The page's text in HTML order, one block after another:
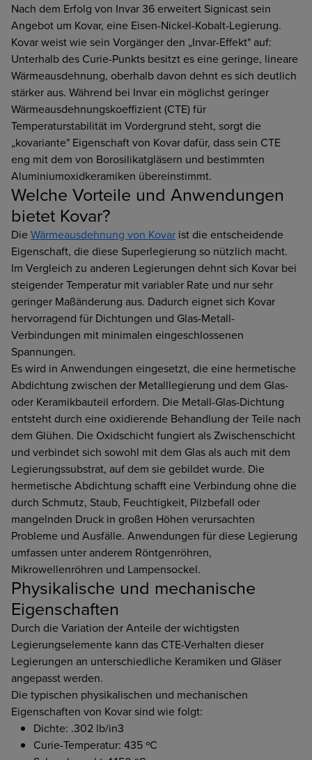
Nach dem Erfolg von Invar 36 erweitert Signicast sein
Angebot um Kovar, eine Eisen-Nickel-Kobalt-Legierung.
Kovar weist wie sein Vorgänger den „Invar-Effekt" auf:
Unterhalb des Curie-Punkts besitzt es eine geringe, lineare
Wärmeausdehnung, oberhalb davon dehnt es sich deutlich
stärker aus. Während bei Invar ein möglichst geringer
Wärmeausdehnungskoeffizient (CTE) für
Temperaturstabilität im Vordergrund steht, sorgt die
„kovariante" Eigenschaft von Kovar dafür, dass sein CTE
eng mit dem von Borosilikatgläsern und bestimmten
Aluminiumoxidkeramiken übereinstimmt.
Welche Vorteile und Anwendungen
bietet Kovar?
DieWärmeausdehnung von Kovar ist die entscheidende
Eigenschaft, die diese Superlegierung so nützlich macht.
Im Vergleich zu anderen Legierungen dehnt sich Kovar bei
steigender Temperatur mit variabler Rate und nur sehr
geringer Maßänderung aus. Dadurch eignet sich Kovar
hervorragend für Dichtungen und Glas-Metall-
Verbindungen mit minimalen eingeschlossenen
Spannungen.
Es wird in Anwendungen eingesetzt, die eine hermetische
Abdichtung zwischen der Metalllegierung und dem Glas-
oder Keramikbauteil erfordern. Die Metall-Glas-Dichtung
entsteht durch eine oxidierende Behandlung der Teile nach
dem Glühen. Die Oxidschicht fungiert als Zwischenschicht
und verbindet sich sowohl mit dem Glas als auch mit dem
Legierungssubstrat, auf dem sie gebildet wurde. Die
hermetische Abdichtung schafft eine Verbindung ohne die
durch Schmutz, Staub, Feuchtigkeit, Pilzbefall oder
mangelnden Druck in großen Höhen verursachten
Probleme und Ausfälle. Anwendungen für diese Legierung
umfassen unter anderem Röntgenröhren,
Mikrowellenröhren und Lampensockel.
Physikalische und mechanische
Eigenschaften
Durch die Variation der Anteile der wichtigsten
Legierungselemente kann das CTE-Verhalten dieser
Legierungen an unterschiedliche Keramiken und Gläser
angepasst werden.
Die typischen physikalischen und mechanischen
Eigenschaften von Kovar sind wie folgt:
Dichte: .302 lb/in3
Curie-Temperatur: 435 ºC